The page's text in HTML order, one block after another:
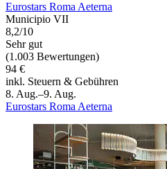
Eurostars Roma Aeterna
Municipio VII
8,2/10
Sehr gut
(1.003 Bewertungen)
94 €
inkl. Steuern & Gebühren
8. Aug.–9. Aug.
Eurostars Roma Aeterna